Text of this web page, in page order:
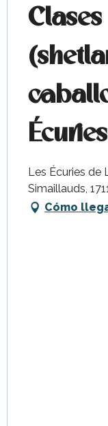
Les Écuries de
Simaillauds,
Cómo